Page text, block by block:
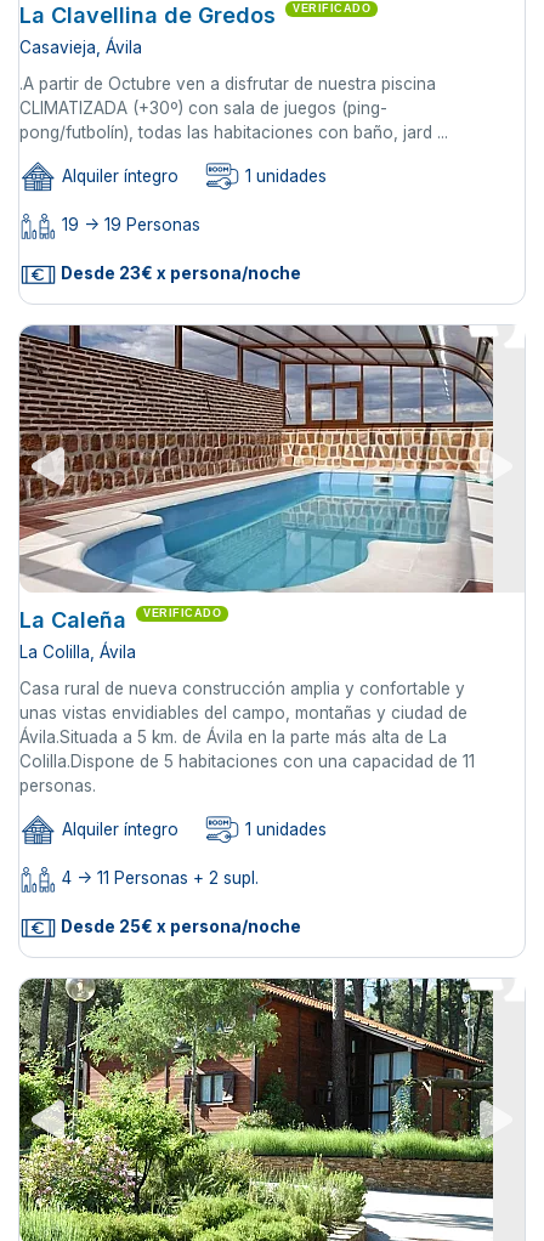
La Clavellina de Gredos VERIFICADO
Casavieja, Ávila
.A partir de Octubre ven a disfrutar de nuestra piscina
CLIMATIZADA (+30º) con sala de juegos (ping-
pong/futbolín), todas las habitaciones con baño, jard ...
Alquiler íntegro 1 unidades
19 -> 19 Personas
Desde 23€ x persona/noche
La Caleña VERIFICADO
La Colilla, Ávila
Casa rural de nueva construcción amplia y confortable y
unas vistas envidiables del campo, montañas y ciudad de
Ávila.Situada a 5 km. de Ávila en la parte más alta de La
Colilla.Dispone de 5 habitaciones con una capacidad de 11
personas.
Alquiler íntegro 1 unidades
4 -> 11 Personas + 2 supl.
Desde 25€ x persona/noche